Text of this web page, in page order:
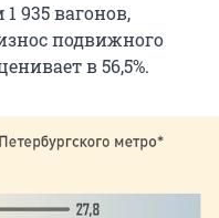
935 вагонов,
подвижного
в 56,5%.